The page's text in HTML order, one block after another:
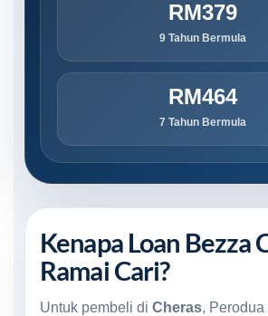
RM379
9 Tahun Bermula
RM464
7 Tahun Bermula
Kenapa Loan Bezza
Ramai Cari?
Untuk pembeli di Cheras, Perodua